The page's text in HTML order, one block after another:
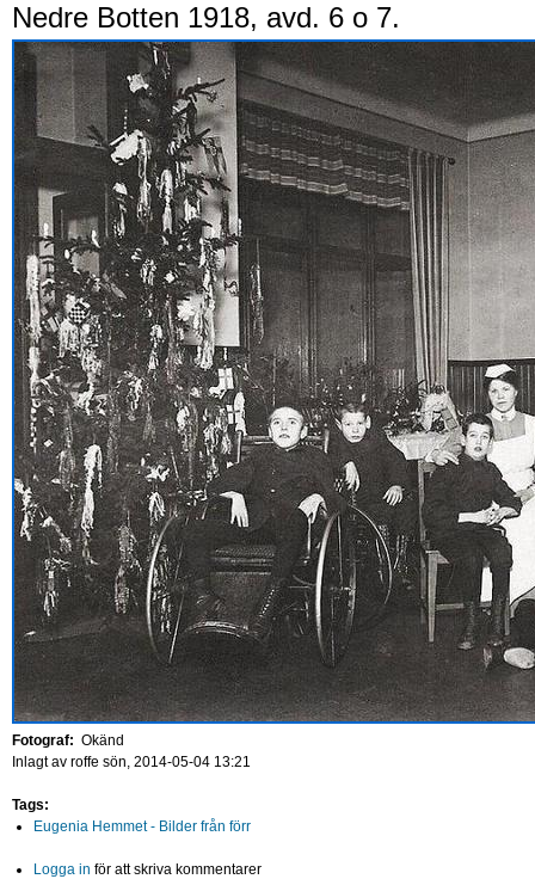
Nedre Botten 1918, avd. 6 o 7.
Fotograf: Okänd
Inlagt av roffe sön, 2014-05-04 13:21
Tags:
Eugenia Hemmet - Bilder från förr
Logga in för att skriva kommentarer